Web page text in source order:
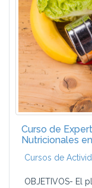
Curso de
Nutricionales
Cursos de
OBJETIVOS- El